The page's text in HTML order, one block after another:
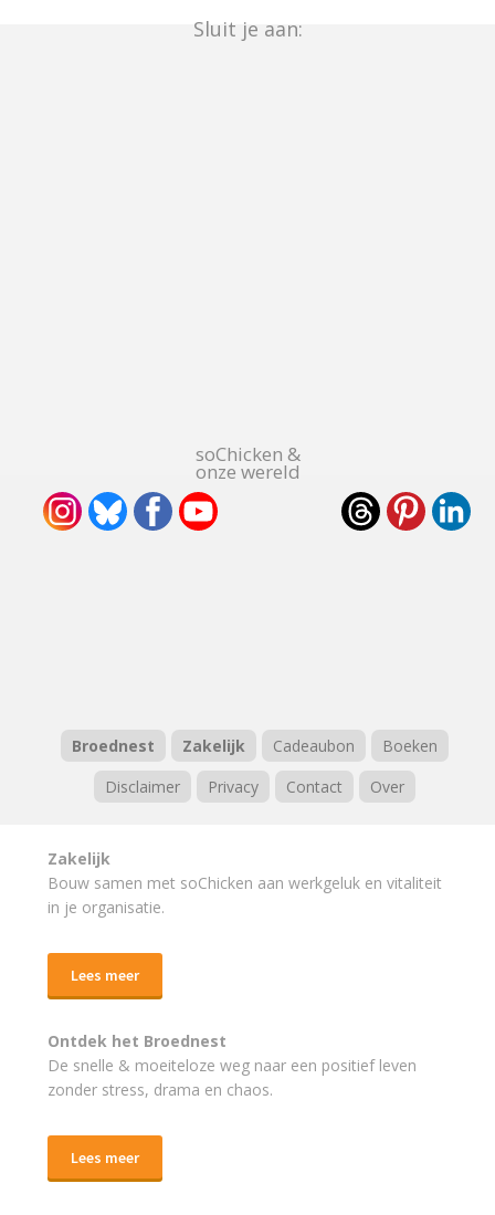
Sluit je aan:
soChicken &
onze wereld
Broednest Zakelijk Cadeaubon
Boeken
Disclaimer
Privacy Contact Over
Zakelijk
Bouw samen met soChicken aan werkgeluk en vitaliteit
in je organisatie.
Lees meer
Ontdek het Broednest
De snelle & moeiteloze weg naar een positief leven
zonder stress, drama en chaos.
Lees meer